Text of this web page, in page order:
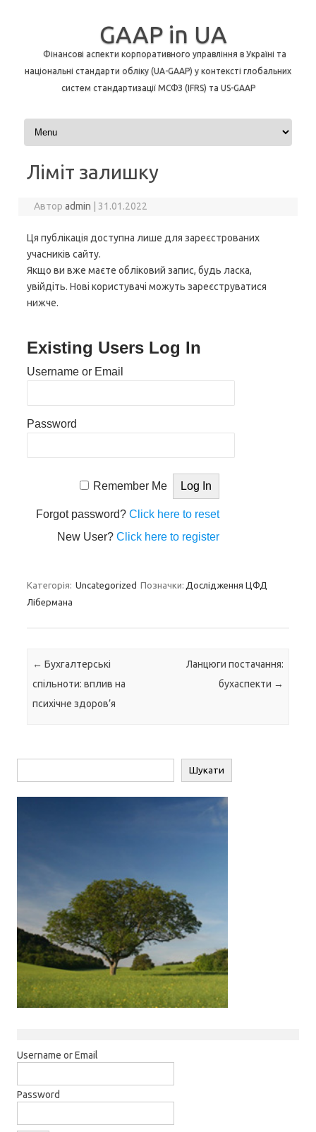
GAAP in UA
Фінансові аспекти корпоративного управління в Україні та
національні стандарти обліку (UA-GAAP) у контексті глобальних
систем стандартизації МСФЗ (IFRS) та US-GAAP
Перейти до контенту
Ліміт залишку
Авторadmin 31.01.2022
Ця публікація доступна лише для зареєстрованих
учасників сайту.
Якщо ви вже маєте обліковий запис, будь ласка,
увійдіть. Нові користувачі можуть зареєструватися
нижче.
Existing Users Log In
Username or Email
Password
Remember Me
Forgot password?Click here to reset
New User?Click here to register
Категорія: Uncategorized Позначки: Дослідження ЦФД
Лібермана
Навігація по запису
← Бухгалтерські
спільноти: вплив на
психічне здоров’я
Ланцюги постачання:
бухаспекти →
Шукати
Username or Email
Password